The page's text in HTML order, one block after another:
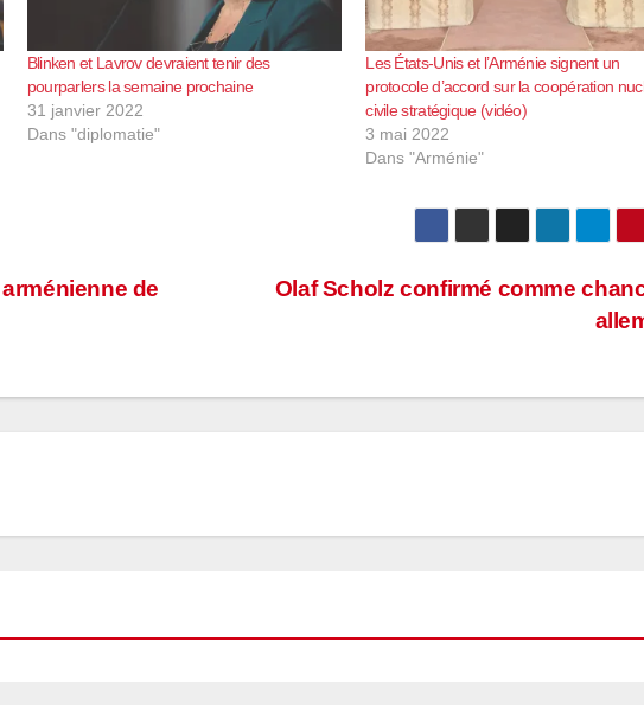
Blinken et Lavrov devraient tenir des
pourparlers la semaine prochaine
31 janvier 2022
Dans "diplomatie"
Les États-Unis et l’Arménie signent un
protocole d’accord sur la coopération
civile stratégique (vidéo)
3 mai 2022
Dans "Arménie"
Olaf Scholz confirmé comme
de